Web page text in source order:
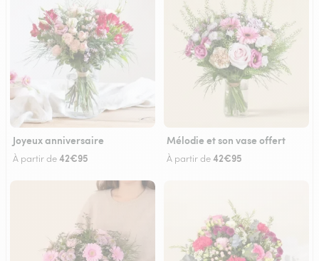
Joyeux anniversaire
À partir de42€95
Mélodie et son vase offert
À partir de42€95